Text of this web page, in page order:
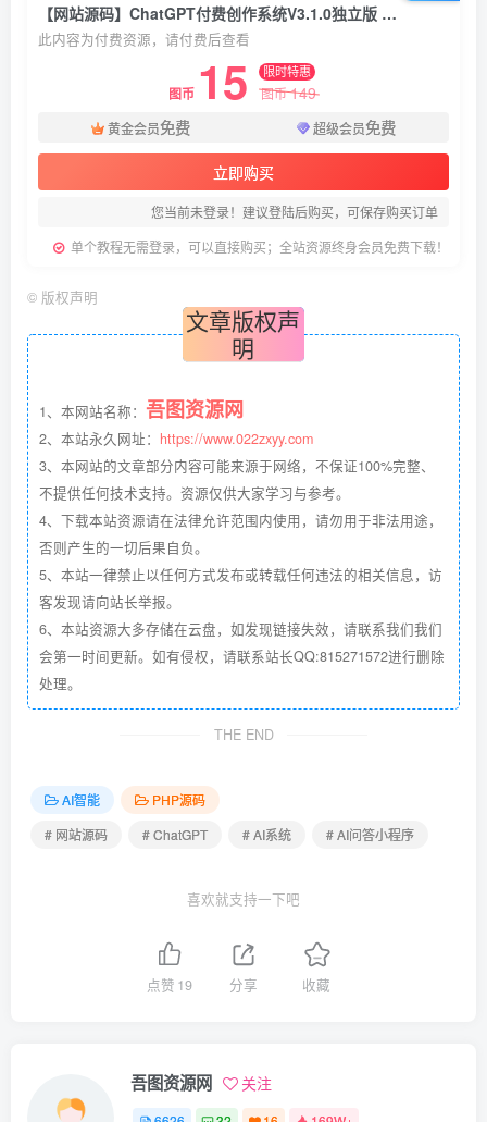
【网站源码】ChatGPT付费创作系统V3.1.0独立版 ChatGPT收费平台 WEB+H5+小程序端
此内容为付费资源，请付费后查看
图币 15 限时特惠
图币149
黄金会员免费 超级会员免费
立即购买
您当前未登录！建议登陆后购买，可保存购买订单
单个教程无需登录，可以直接购买；全站资源终身会员免费下载！
© 版权声明
文章版权声
明
1、本网站名称： 吾图资源网
2、本站永久网址： https://www.022zxyy.com
3、本网站的文章部分内容可能来源于网络，不保证100%完整、
不提供任何技术支持。资源仅供大家学习与参考。
4、下载本站资源请在法律允许范围内使用，请勿用于非法用途，
否则产生的一切后果自负。
5、本站一律禁止以任何方式发布或转载任何违法的相关信息，访
客发现请向站长举报。
6、本站资源大多存储在云盘，如发现链接失效，请联系我们我们
会第一时间更新。如有侵权，请联系站长QQ:815271572进行删除
处理。
THE END
AI智能
PHP源码
# 网站源码
# ChatGPT # AI系统 # AI问答小程序
喜欢就支持一下吧
点赞 19 分享 收藏
吾图资源网 关注